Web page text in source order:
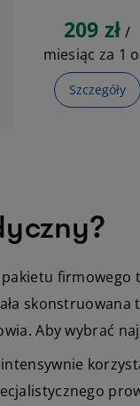
209 zł /
miesiąc za 1
Szczegóły
Aby wybrać